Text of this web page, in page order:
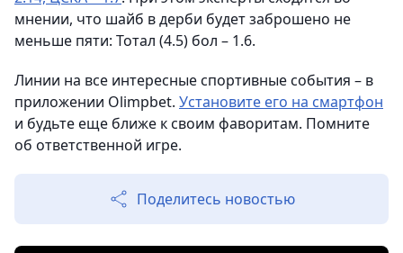
мнении, что шайб в дерби будет заброшено не
меньше пяти: Тотал (4.5) бол – 1.6.
Линии на все интересные спортивные события – в
приложении Olimpbet. Установите его на смартфон
и будьте еще ближе к своим фаворитам. Помните
об ответственной игре.
Поделитесь новостью